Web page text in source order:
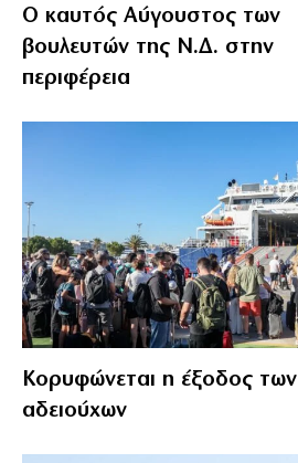
Ο καυτός Αύγουστος των
βουλευτών της Ν.Δ. στην
περιφέρεια
Κορυφώνεται η έξοδος των
αδειούχων